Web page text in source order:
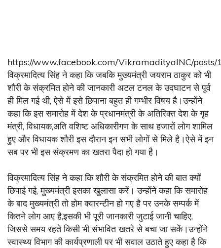
https://www.facebook.com/VikramadityaINC/
विक्रमादित्य सिंह ने कहा कि जबकि मुख्यमंत्री जयराम ठाकुर को भी
शौरी के संक्रमित होने की जानकारी अटल टनल के उदघाटन से पूर्व
ही मिल गई थी, ऐसे में इसे छिपाना बहुत ही गम्भीर विषय है।उन्होंने
कहा कि इस समारोह में देश के प्रधानमंत्री के अतिरिक्त देश के गृह
मंत्री, विधायक,अति वशिष्ट अधिकारीगण के साथ हजारों लोग शामिल
हुए और विधायक शौरी इस दौरान इन सभी लोगों से मिले है।ऐसे में इन
सब पर भी इस संक्रमण का खतरा पैदा हो गया है।
विक्रमादित्य सिंह ने कहा कि शौरी के संक्रमित होने की बात क्यों
छिपाई गई, मुख्यमंत्री इसका खुलासा करें। उन्होंने कहा कि समारोह
के बाद मुख्यमंत्री तो होम क्वारन्टीन हो गए है पर उनके सम्पर्क में
कितने लोग आए है,इसकी भी पूरी जानकारी जुटाई जानी चाहिए,
जिससे समय रहते किसी भी संभावित खतरे से बचा जा सकें।उन्होंने
स्वास्थ्य विभाग की कार्यप्रणाली पर भी सवाल उठाते हुए कहा है कि